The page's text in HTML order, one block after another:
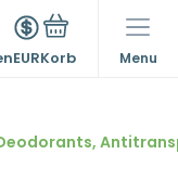
EUR Menu